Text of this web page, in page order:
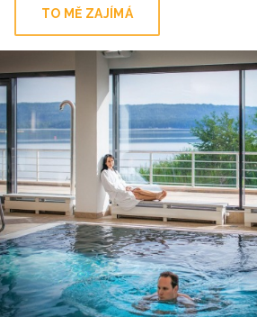
TO MĚ ZAJÍMÁ